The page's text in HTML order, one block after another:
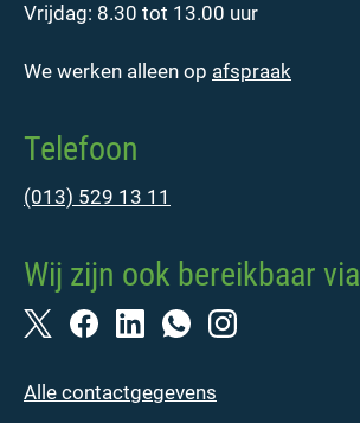
Vrijdag: 8.30 tot 13.00 uur
We werken alleen op afspraak
Telefoon
(013) 529 13 11
Wij zijn ook bereikbaar via
Alle contactgegevens